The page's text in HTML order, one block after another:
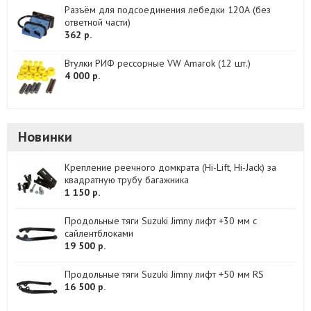
Разъём для подсоединения лебедки 120А (без
ответной части)
362 р.
Втулки РИФ рессорные VW Amarok (12 шт.)
4 000 р.
Новинки
Крепление реечного домкрата (Hi-Lift, Hi-Jack) за
квадратную трубу багажника
1 150 р.
Продольные тяги Suzuki Jimny лифт +30 мм с
сайлентблоками
19 500 р.
Продольные тяги Suzuki Jimny лифт +50 мм RS
16 500 р.